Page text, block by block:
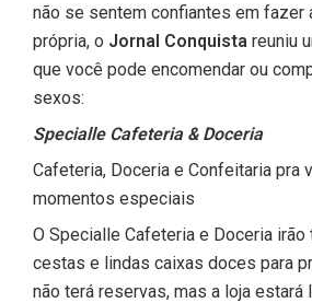
não se sentem confiantes em fazer
própria, o Jornal Conquista reuniu
que você pode encomendar ou
sexos:
Specialle Cafeteria & Doceria
Cafeteria, Doceria e Confeitaria pra
momentos especiais
O Specialle Cafeteria e Doceria irão
cestas e lindas caixas doces para
não terá reservas, mas a loja estará